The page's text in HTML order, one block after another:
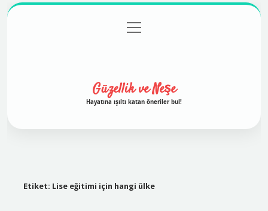
Gizlilik Politikası
menüyü
aç
Güzellik ve Neşe
Hayatına ışıltı katan öneriler bul!
Etiket: Lise eğitimi için hangi ülke